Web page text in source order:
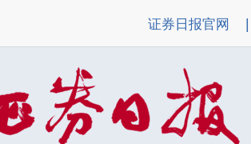
证券日报官网